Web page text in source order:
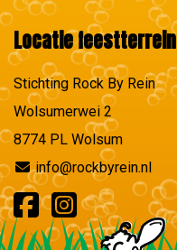
Locatie feestterrein
Stichting Rock By Rein
Wolsumerwei 2
8774 PL Wolsum
info@rockbyrein.nl